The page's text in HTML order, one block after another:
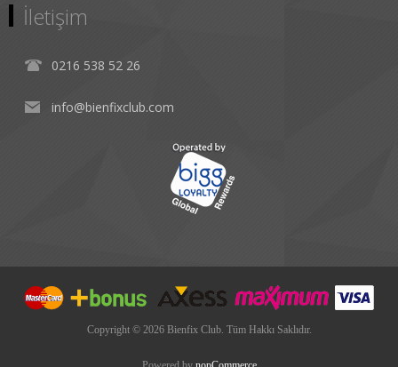
İletişim
0216 538 52 26
info@bienfixclub.com
Copyright © 2026 Bienfix Club. Tüm Hakkı Saklıdır.